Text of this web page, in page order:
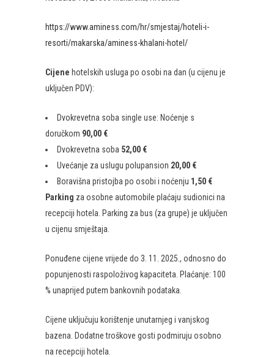
https://www.aminess.com/hr/smjestaj/hoteli-i-
resorti/makarska/aminess-khalani-hotel/
Cijene hotelskih usluga po osobi na dan (u cijenu je
uključen PDV):
Dvokrevetna soba single use: Noćenje s
doručkom 90,00 €
Dvokrevetna soba 52,00 €
Uvećanje za uslugu polupansion 20,00 €
Boravišna pristojba po osobi i noćenju 1,50 €
Parking za osobne automobile plaćaju sudionici na
recepciji hotela. Parking za bus (za grupe) je uključen
u cijenu smještaja.
Ponuđene cijene vrijede do 3. 11. 2025., odnosno do
popunjenosti raspoloživog kapaciteta. Plaćanje: 100
% unaprijed putem bankovnih podataka.
Cijene uključuju korištenje unutarnjeg i vanjskog
bazena. Dodatne troškove gosti podmiruju osobno
na recepciji hotela.